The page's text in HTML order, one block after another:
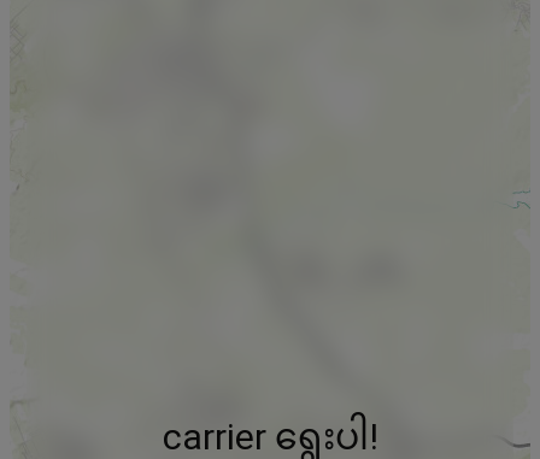
carrier ရွေးပါ!